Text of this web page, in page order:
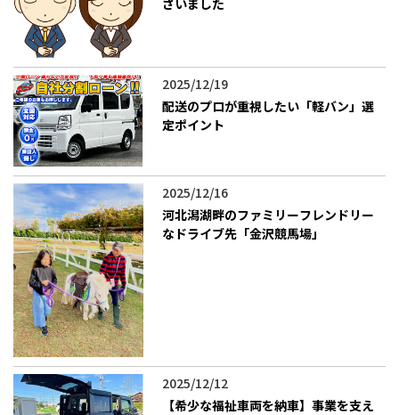
2025/12/19
配送のプロが重視したい「軽バン」選
定ポイント
2025/12/16
河北潟湖畔のファミリーフレンドリー
なドライブ先「金沢競馬場」
2025/12/12
【希少な福祉車両を納車】事業を支え